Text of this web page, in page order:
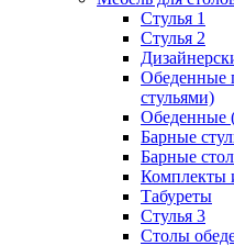
Стулья 1
Стулья 2
Обеденные
стульями)
Обеденные
Барные
Барные
Комплекты
Табуреты
Стулья 3
Столы